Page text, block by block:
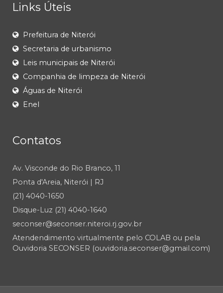
Links Úteis
Prefeitura de Niterói
Secretaria de urbanismo
Leis municipais de Niterói
Companhia de limpeza de Niterói
Águas de Niterói
Enel
Contatos
Av. Visconde do Rio Branco, 11
Ponta d'Areia, Niterói | RJ
(21) 4040-1650
Disque-Luz (21) 4040-1640
seconser@seconser.niteroi.rj.gov.br
Atendendimento virtualmente pelo COLAB ou pela
Ouvidoria SECONSER (ouvidoria.seconser@gmail.com)